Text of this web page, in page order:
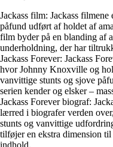
Jackass film: Jackass
påfund udført af holdet af
film byder på en blanding af
underholdning, der har
Jackass Forever: Jackass
hvor Johnny Knoxville og
vanvittige stunts og sjove
serien kender og elsker –
Jackass Forever biograf:
lærred i biografer verden
stunts og vanvittige
tilføjer en ekstra dimension
indhold.